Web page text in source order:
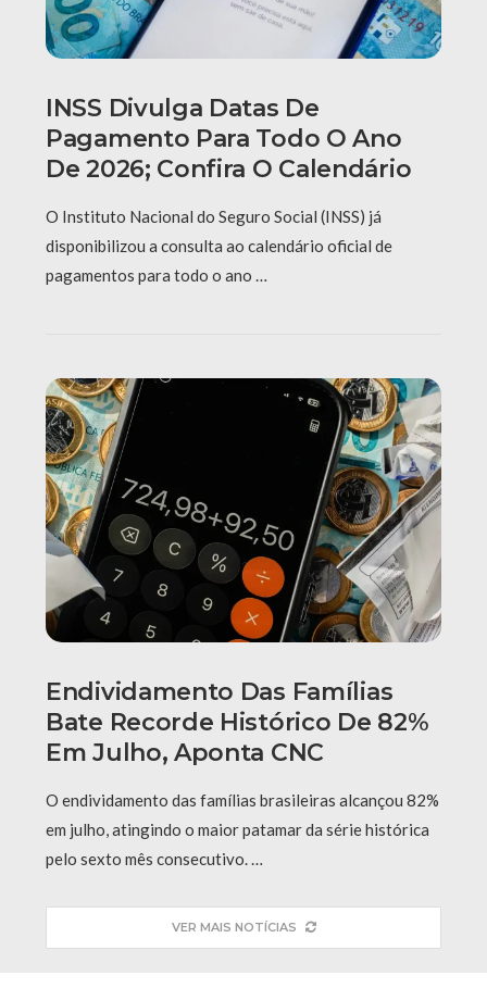
INSS Divulga Datas De
Pagamento Para Todo O Ano
De 2026; Confira O Calendário
O Instituto Nacional do Seguro Social (INSS) já
disponibilizou a consulta ao calendário oficial de
pagamentos para todo o ano …
Endividamento Das Famílias
Bate Recorde Histórico De 82%
Em Julho, Aponta CNC
O endividamento das famílias brasileiras alcançou 82%
em julho, atingindo o maior patamar da série histórica
pelo sexto mês consecutivo. …
VER MAIS NOTÍCIAS